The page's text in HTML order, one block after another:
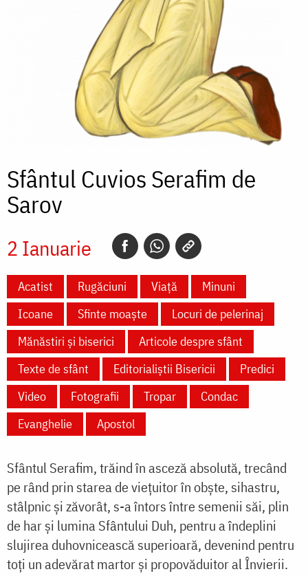
Sfântul Cuvios Serafim de
Sarov
2 Ianuarie
Acatist Rugăciuni Viață
Minuni
Icoane
Sfinte moaște
Locuri de pelerinaj
Mănăstiri și biserici
Articole despre sfânt
Texte de sfânt
Editorialiștii Bisericii
Predici
Video
Fotografii Tropar
Condac
Evanghelie
Apostol
Sfântul Serafim, trăind în asceză absolută, trecând
pe rând prin starea de viețuitor în obște, sihastru,
stâlpnic și zăvorât, s-a întors între semenii săi, plin
de har și lumina Sfântului Duh, pentru a îndeplini
slujirea duhovnicească superioară, devenind pentru
toți un adevărat martor și propovăduitor al Învierii.